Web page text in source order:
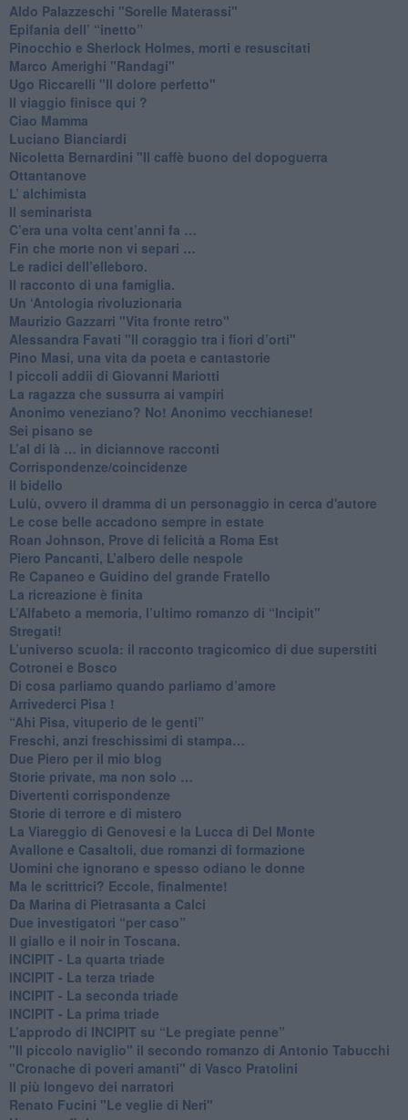
​Aldo Palazzeschi "Sorelle Materassi"
​Epifania dell’ “inetto”
Pinocchio e Sherlock Holmes, morti e resuscitati
​Marco Amerighi "Randagi"
Ugo Riccarelli "Il dolore perfetto"
​Il viaggio finisce qui ?
​Ciao Mamma
​Luciano Bianciardi
​Nicoletta Bernardini "Il caffè buono del dopoguerra
​Ottantanove
​L’ alchimista
Il seminarista
​C’era una volta cent’anni fa …
​Fin che morte non vi separi …
​Le radici dell’elleboro.
​Il racconto di una famiglia.
Un ‘Antologia rivoluzionaria
​Maurizio Gazzarri "Vita fronte retro"
​Alessandra Favati "Il coraggio tra i fiori d’orti"
​Pino Masi, una vita da poeta e cantastorie
​I piccoli addii di Giovanni Mariotti
​La ragazza che sussurra ai vampiri
​Anonimo veneziano? No! Anonimo vecchianese!
​Sei pisano se
​L’al di là … in diciannove racconti
Corrispondenze/coincidenze
Il bidello
Lulù, ovvero il dramma di un personaggio in cerca d'autore
Le cose belle accadono sempre in estate
Roan Johnson, Prove di felicità a Roma Est
Piero Pancanti, L’albero delle nespole
Re Capaneo e Guidino del grande Fratello
La ricreazione è finita
​L’Alfabeto a memoria, l’ultimo romanzo di “Incipit"
​Stregati!
L’universo scuola: il racconto tragicomico di due superstiti
Cotronei e Bosco
Di cosa parliamo quando parliamo d’amore
Arrivederci Pisa !
​“Ahi Pisa, vituperio de le genti”
Freschi, anzi freschissimi di stampa…
​Due Piero per il mio blog
​Storie private, ma non solo …
Divertenti corrispondenze
Storie di terrore e di mistero
La Viareggio di Genovesi e la Lucca di Del Monte
Avallone e Casaltoli, due romanzi di formazione
​Uomini che ignorano e spesso odiano le donne
Ma le scrittrici? Eccole, finalmente!
Da Marina di Pietrasanta a Calci
​Due investigatori “per caso”
​Il giallo e il noir in Toscana.
INCIPIT - La quarta triade
INCIPIT - La terza triade
INCIPIT - La seconda triade
INCIPIT - La prima triade
L’approdo di INCIPIT su “Le pregiate penne”
​"Il piccolo naviglio" il secondo romanzo di Antonio Tabucchi
​"Cronache di poveri amanti" di Vasco Pratolini
​Il più longevo dei narratori
Renato Fucini "Le veglie di Neri"